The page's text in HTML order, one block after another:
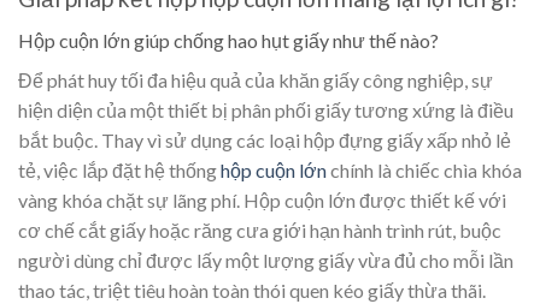
Hộp cuộn lớn giúp chống hao hụt giấy như thế nào?
Để phát huy tối đa hiệu quả của khăn giấy công nghiệp, sự
hiện diện của một thiết bị phân phối giấy tương xứng là điều
bắt buộc. Thay vì sử dụng các loại hộp đựng giấy xấp nhỏ lẻ
tẻ, việc lắp đặt hệ thốnghộp cuộn lớnchính là chiếc chìa khóa
vàng khóa chặt sự lãng phí. Hộp cuộn lớn được thiết kế với
cơ chế cắt giấy hoặc răng cưa giới hạn hành trình rút, buộc
người dùng chỉ được lấy một lượng giấy vừa đủ cho mỗi lần
thao tác, triệt tiêu hoàn toàn thói quen kéo giấy thừa thãi.